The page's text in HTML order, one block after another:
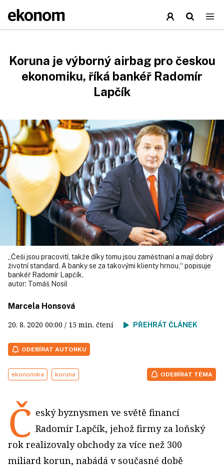
Koruna je výborný airbag pro českou
ekonomiku, říká bankéř Radomír
Lapčík
„Češi jsou pracovití, takže díky tomu jsou zaměstnaní a mají dobrý
životní standard. A banky se za takovými klienty hrnou,“ popisuje
bankéř Radomír Lapčík.
autor: Tomáš Nosil
Marcela Honsová
20. 8. 2020 00:00 / 15 min. čtení PŘEHRÁT ČLÁNEK
ODEBÍRAT AUTORKU
ekonomika koruna ODEBÍRAT TÉMA
Č eský byznysmen ve světě financí
Radomír Lapčík, jehož firmy za loňský
rok realizovaly obchody za více než 300
miliard korun, nabádá v současné době